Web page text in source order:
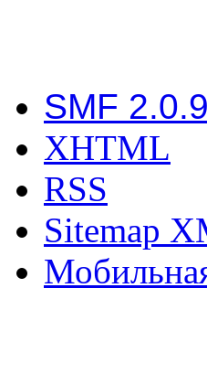
SMF 2.0.9
XHTML
RSS
Sitemap